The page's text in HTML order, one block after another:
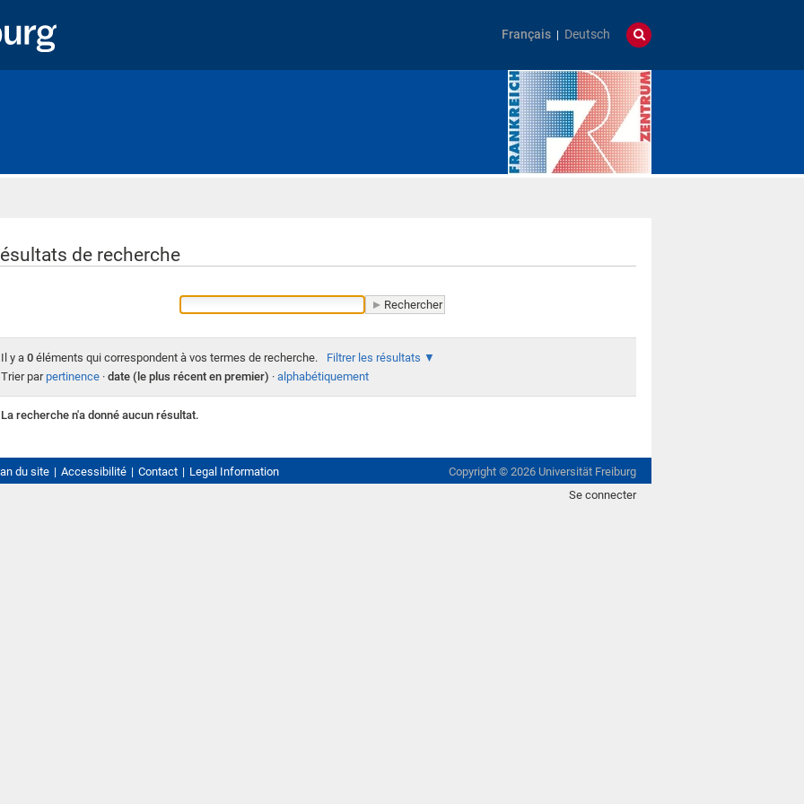
Français Deutsch
de recherche
Il y a 0éléments qui correspondent à vos termes de recherche.
Filtrer les résultats
Trier par pertinence · date (le plus récent en premier) · alphabétiquement
La recherche n'a donné aucun résultat.
du site Accessibilité Contact Legal Information Copyright © 2026 Universität Freiburg
Se connecter